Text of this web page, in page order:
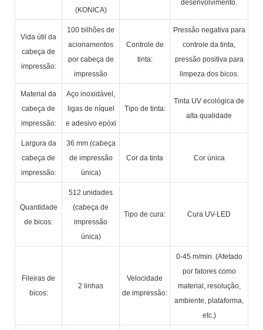
(KONICA)
desenvolvimento.
Vida útil da
cabeça de
impressão:
100 bilhões de
acionamentos
por cabeça de
impressão
Controle de
tinta:
Pressão negativa para
controle da tinta,
pressão positiva para
limpeza dos bicos.
Material da
cabeça de
impressão:
Aço inoxidável,
ligas de níquel
e adesivo epóxi
Tipo de tinta:
Tinta UV ecológica de
alta qualidade
Largura da
cabeça de
impressão:
36 mm (cabeça
de impressão
única)
Cor da tinta Cor única
Quantidade
de bicos:
512 unidades
(cabeça de
impressão
única)
Tipo de cura: Cura UV-LED
Fileiras de
bicos:
2 linhas
Velocidade
de impressão:
0-45 m/min. (Afetado
por fatores como
material, resolução,
ambiente, plataforma,
etc.)